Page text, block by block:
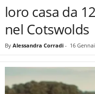
loro casa da
nel Cotswolds
By Alessandra Corradi - 16